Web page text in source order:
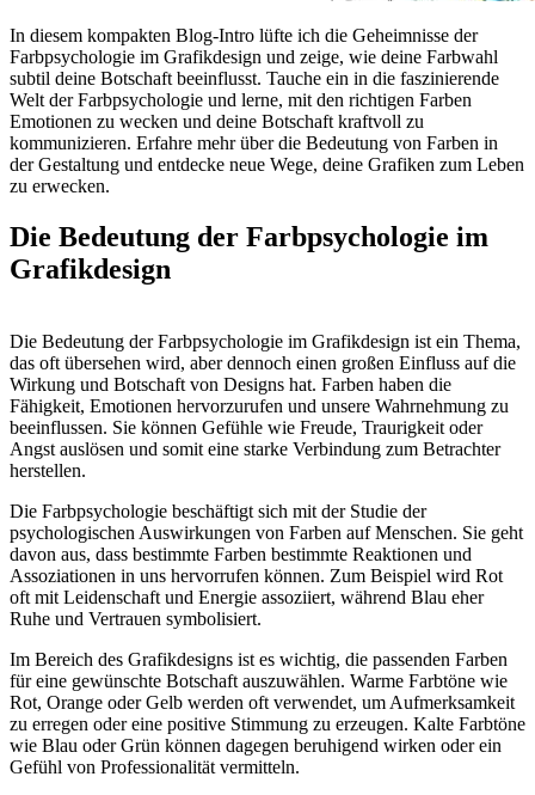
In diesem kompakten Blog-Intro lüfte ich die Geheimnisse der
Farbpsychologie im Grafikdesign und zeige, wie deine Farbwahl
subtil deine Botschaft beeinflusst. Tauche ein in die faszinierende
Welt der Farbpsychologie und lerne, mit den richtigen Farben
Emotionen zu wecken und deine Botschaft kraftvoll zu
kommunizieren. Erfahre mehr über die Bedeutung von Farben in
der Gestaltung und entdecke neue Wege, deine Grafiken zum Leben
zu erwecken.
Die Bedeutung der Farbpsychologie im
Grafikdesign
Die Bedeutung der Farbpsychologie im Grafikdesign ist ein Thema,
das oft übersehen wird, aber dennoch einen großen Einfluss auf die
Wirkung und Botschaft von Designs hat. Farben haben die
Fähigkeit, Emotionen hervorzurufen und unsere Wahrnehmung zu
beeinflussen. Sie können Gefühle wie Freude, Traurigkeit oder
Angst auslösen und somit eine starke Verbindung zum Betrachter
herstellen.
Die Farbpsychologie beschäftigt sich mit der Studie der
psychologischen Auswirkungen von Farben auf Menschen. Sie geht
davon aus, dass bestimmte Farben bestimmte Reaktionen und
Assoziationen in uns hervorrufen können. Zum Beispiel wird Rot
oft mit Leidenschaft und Energie assoziiert, während Blau eher
Ruhe und Vertrauen symbolisiert.
Im Bereich des Grafikdesigns ist es wichtig, die passenden Farben
für eine gewünschte Botschaft auszuwählen. Warme Farbtöne wie
Rot, Orange oder Gelb werden oft verwendet, um Aufmerksamkeit
zu erregen oder eine positive Stimmung zu erzeugen. Kalte Farbtöne
wie Blau oder Grün können dagegen beruhigend wirken oder ein
Gefühl von Professionalität vermitteln.